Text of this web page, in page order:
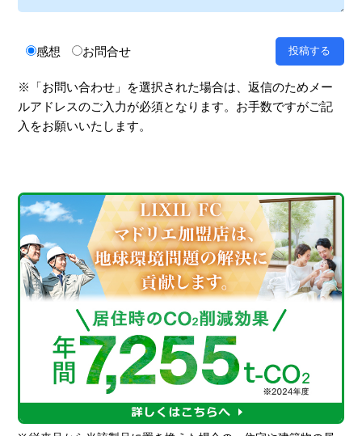
感想 お問合せ
※「お問い合わせ」を選択された場合は、返信のためメー
ルアドレスのご入力が必須となります。お手数ですがご記
入をお願いいたします。